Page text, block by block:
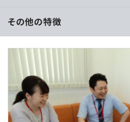
各業界に精通した人材・開発体制
頼性のシステム開発にお応えします
■電力系
・営業系（料金計算）システム
・販売実績管理システム
・経理情報システム
・人事・労務・就労管理システム
・配電情報システム
（※想定年収は年収提示額を保証する
9：00〜17：45（標準労働時間：7
フレックスタイム制（コアタイム
その他の特徴